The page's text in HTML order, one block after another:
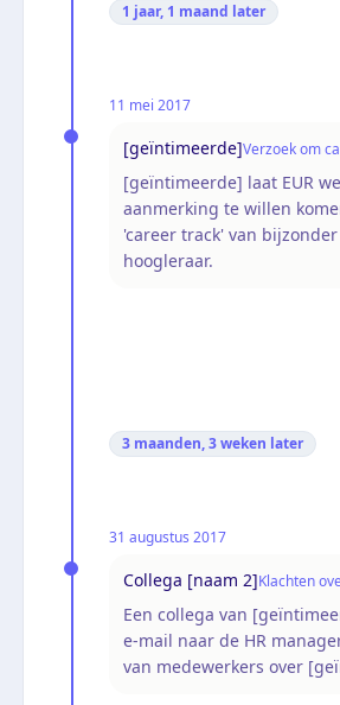
1 jaar, 1 maand later
11 mei 2017
[geïntimeerde]Verzoek om
[geïntimeerde] laat EUR
aanmerking te willen
'career track' van
hoogleraar.
3 maanden, 3 weken later
31 augustus 2017
Collega [naam 2]Klachten
Een collega van
e-mail naar de HR
van medewerkers over